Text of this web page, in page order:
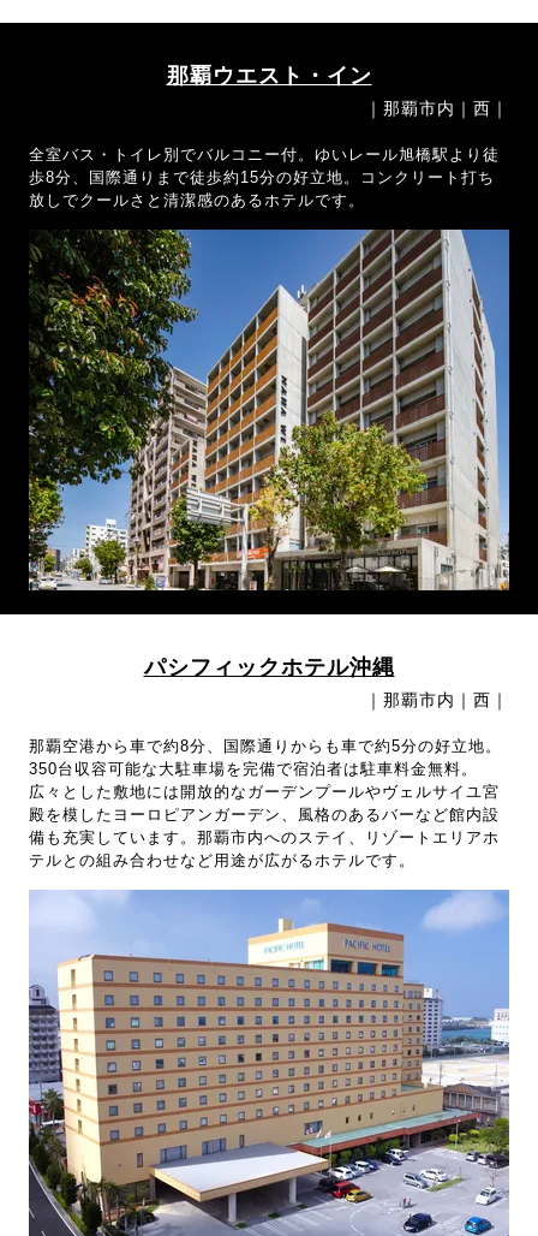
那覇ウエスト・イン
｜那覇市内｜西｜
全室バス・トイレ別でバルコニー付。ゆいレール旭橋駅より徒
歩8分、国際通りまで徒歩約15分の好立地。コンクリート打ち
放しでクールさと清潔感のあるホテルです。
パシフィックホテル沖縄
｜那覇市内｜西｜
那覇空港から車で約8分、国際通りからも車で約5分の好立地。
350台収容可能な大駐車場を完備で宿泊者は駐車料金無料。
広々とした敷地には開放的なガーデンプールやヴェルサイユ宮
殿を模したヨーロピアンガーデン、風格のあるバーなど館内設
備も充実しています。那覇市内へのステイ、リゾートエリアホ
テルとの組み合わせなど用途が広がるホテルです。